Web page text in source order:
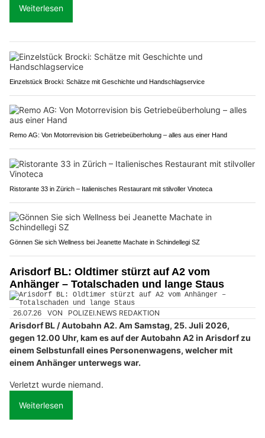
Weiterlesen
Einzelstück Brocki: Schätze mit Geschichte und Handschlagservice
Remo AG: Von Motorrevision bis Getriebeüberholung – alles aus einer Hand
Ristorante 33 in Zürich – Italienisches Restaurant mit stilvoller Vinoteca
Gönnen Sie sich Wellness bei Jeanette Machate in Schindellegi SZ
Arisdorf BL: Oldtimer stürzt auf A2 vom
Anhänger – Totalschaden und lange Staus
26.07.26 VON POLIZEI.NEWS REDAKTION
Arisdorf BL / Autobahn A2. Am Samstag, 25. Juli 2026,
gegen 12.00 Uhr, kam es auf der Autobahn A2 in Arisdorf zu
einem Selbstunfall eines Personenwagens, welcher mit
einem Anhänger unterwegs war.
Verletzt wurde niemand.
Weiterlesen